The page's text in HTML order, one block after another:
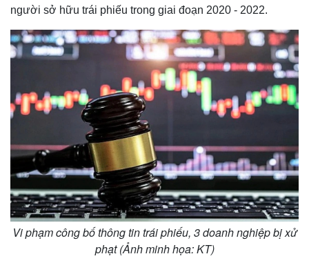
người sở hữu trái phiếu trong giai đoạn 2020 - 2022.
Vi phạm công bố thông tin trái phiếu, 3 doanh nghiệp bị xử
phạt (Ảnh minh họa: KT)